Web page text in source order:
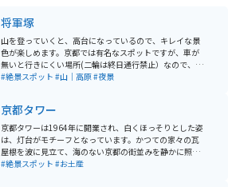
将軍塚
山を登っていくと、高台になっているので、キレイな景
色が楽しめます。京都では有名なスポットですが、車が
無いと行きにくい場所(二輪は終日通行禁止）なので、そ
んなに混雑することもなく、ゆっくり楽しむことが出来
#絶景スポット #山｜高原#夜景
京都タワー
京都タワーは1964年に開業され、白くほっそりとした姿
は、灯台がモチーフとなっています。かつての家々の瓦
屋根を波に見立て、海のない京都の街並みを静かに照ら
し続けています。 京都市街で一番高く、地上100メート
#絶景スポット #お土産